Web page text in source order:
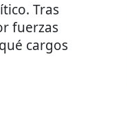
Tras
fuerzas
cargos